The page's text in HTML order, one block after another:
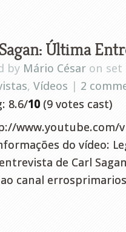
Última
by Mário César on set
, Vídeos | 2
8.6/10 (9 votes cast)
www.youtube.com/
do vídeo:
de Carl
canal